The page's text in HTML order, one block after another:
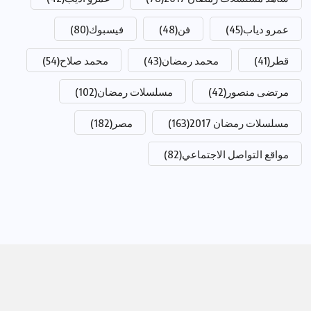
عمرو دياب(45) فن(48) فيسبوك(80)
قطر (41) محمد رمضان(43) محمد صلاح(54)
مرتضى منصور (42) مسلسلات رمضان(102)
مسلسلات رمضان 2017 (163) مصر (182)
مواقع التواصل الاجتماعي(82)